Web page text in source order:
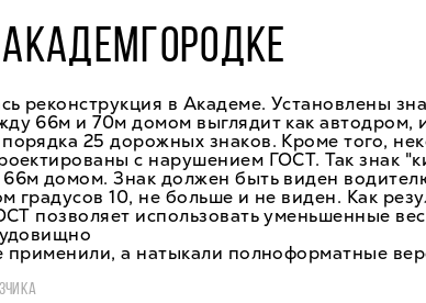
реконструкция в Академе. Установлены
66м и 70м домом выглядит как автодром,
25 дорожных знаков. Кроме того,
с нарушением ГОСТ. Так знак
домом. Знак должен быть виден
градусов 10, не больше и не виден. Как
позволяет использовать уменьшенные
применили, а натыкали полноформатные